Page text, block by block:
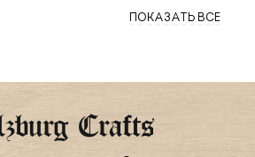
ПОКАЗАТЬ ВСЕ